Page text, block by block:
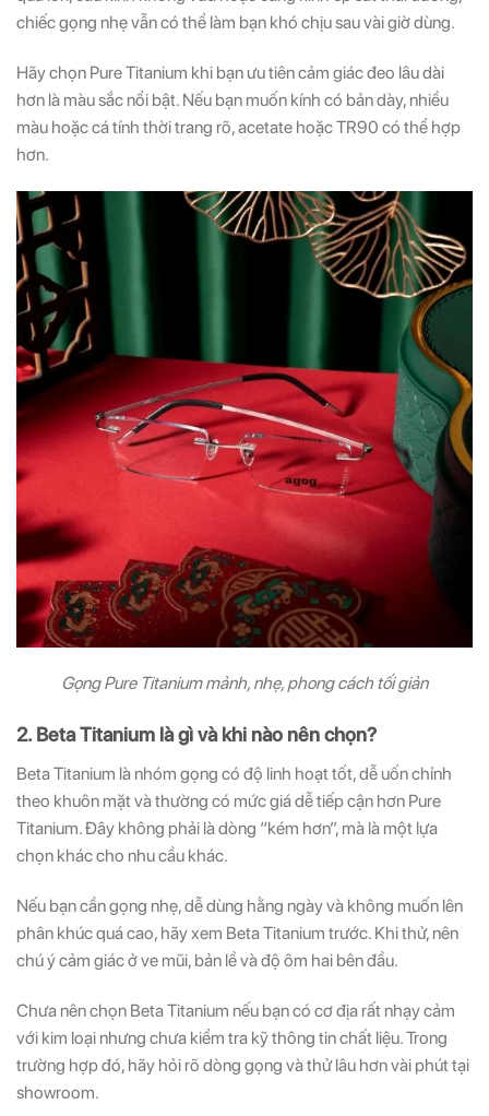
chiếc gọng nhẹ vẫn có thể làm bạn khó chịu sau vài giờ dùng.
Hãy chọn Pure Titanium khi bạn ưu tiên cảm giác đeo lâu dài
hơn là màu sắc nổi bật. Nếu bạn muốn kính có bản dày, nhiều
màu hoặc cá tính thời trang rõ, acetate hoặc TR90 có thể hợp
hơn.
Gọng Pure Titanium mảnh, nhẹ, phong cách tối giản
2. Beta Titanium là gì và khi nào nên chọn?
Beta Titanium là nhóm gọng có độ linh hoạt tốt, dễ uốn chỉnh
theo khuôn mặt và thường có mức giá dễ tiếp cận hơn Pure
Titanium. Đây không phải là dòng “kém hơn”, mà là một lựa
chọn khác cho nhu cầu khác.
Nếu bạn cần gọng nhẹ, dễ dùng hằng ngày và không muốn lên
phân khúc quá cao, hãy xem Beta Titanium trước. Khi thử, nên
chú ý cảm giác ở ve mũi, bản lề và độ ôm hai bên đầu.
Chưa nên chọn Beta Titanium nếu bạn có cơ địa rất nhạy cảm
với kim loại nhưng chưa kiểm tra kỹ thông tin chất liệu. Trong
trường hợp đó, hãy hỏi rõ dòng gọng và thử lâu hơn vài phút tại
showroom.